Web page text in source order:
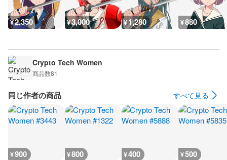
¥2,350 ¥3,000 ¥1,280 ¥880
Crypto Tech Women
商品数81
同じ作者の商品 すべて見る
¥900 ¥800 ¥400 ¥500